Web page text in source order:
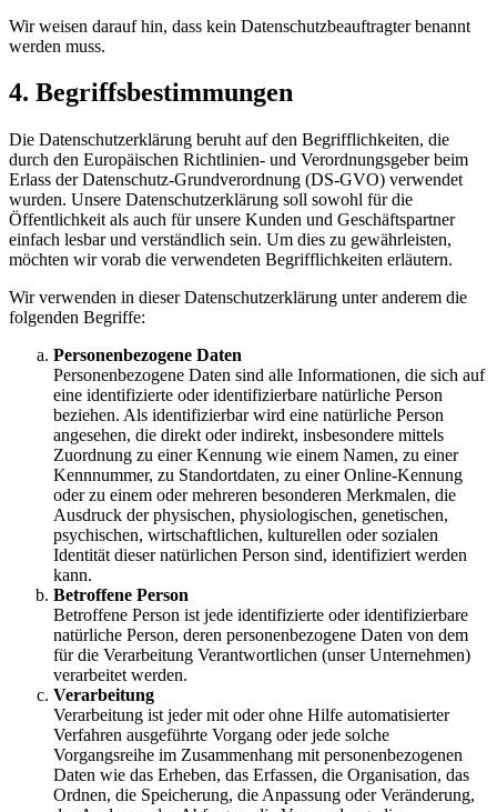
Wir weisen darauf hin, dass kein Datenschutzbeauftragter benannt
werden muss.
4. Begriffsbestimmungen
Die Datenschutzerklärung beruht auf den Begrifflichkeiten, die
durch den Europäischen Richtlinien- und Verordnungsgeber beim
Erlass der Datenschutz-Grundverordnung (DS-GVO) verwendet
wurden. Unsere Datenschutzerklärung soll sowohl für die
Öffentlichkeit als auch für unsere Kunden und Geschäftspartner
einfach lesbar und verständlich sein. Um dies zu gewährleisten,
möchten wir vorab die verwendeten Begrifflichkeiten erläutern.
Wir verwenden in dieser Datenschutzerklärung unter anderem die
folgenden Begriffe:
Personenbezogene Daten
Personenbezogene Daten sind alle Informationen, die sich auf
eine identifizierte oder identifizierbare natürliche Person
beziehen. Als identifizierbar wird eine natürliche Person
angesehen, die direkt oder indirekt, insbesondere mittels
Zuordnung zu einer Kennung wie einem Namen, zu einer
Kennnummer, zu Standortdaten, zu einer Online-Kennung
oder zu einem oder mehreren besonderen Merkmalen, die
Ausdruck der physischen, physiologischen, genetischen,
psychischen, wirtschaftlichen, kulturellen oder sozialen
Identität dieser natürlichen Person sind, identifiziert werden
kann.
Betroffene Person
Betroffene Person ist jede identifizierte oder identifizierbare
natürliche Person, deren personenbezogene Daten von dem
für die Verarbeitung Verantwortlichen (unser Unternehmen)
verarbeitet werden.
Verarbeitung
Verarbeitung ist jeder mit oder ohne Hilfe automatisierter
Verfahren ausgeführte Vorgang oder jede solche
Vorgangsreihe im Zusammenhang mit personenbezogenen
Daten wie das Erheben, das Erfassen, die Organisation, das
Ordnen, die Speicherung, die Anpassung oder Veränderung,